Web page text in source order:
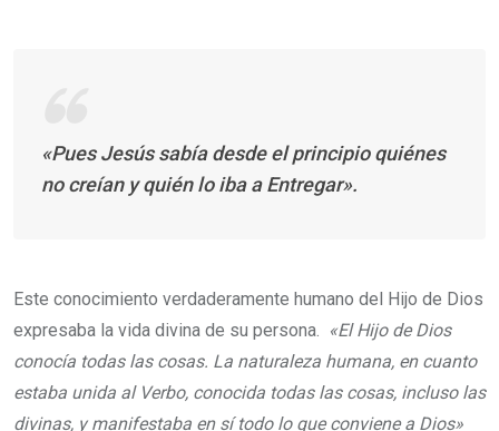
«Pues Jesús sabía desde el principio quiénes
no creían y quién lo iba a Entregar».
Este conocimiento verdaderamente humano del Hijo de Dios
expresaba la vida divina de su persona. «El Hijo de Dios
conocía todas las cosas. La naturaleza humana, en cuanto
estaba unida al Verbo, conocida todas las cosas, incluso las
divinas, y manifestaba en sí todo lo que conviene a Dios»